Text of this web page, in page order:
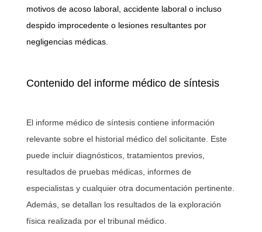
motivos de acoso laboral, accidente laboral o incluso
despido improcedente o lesiones resultantes por
negligencias médicas.
Contenido del informe médico de síntesis
El informe médico de síntesis contiene información
relevante sobre el historial médico del solicitante. Este
puede incluir diagnósticos, tratamientos previos,
resultados de pruebas médicas, informes de
especialistas y cualquier otra documentación pertinente.
Además, se detallan los resultados de la exploración
física realizada por el tribunal médico.